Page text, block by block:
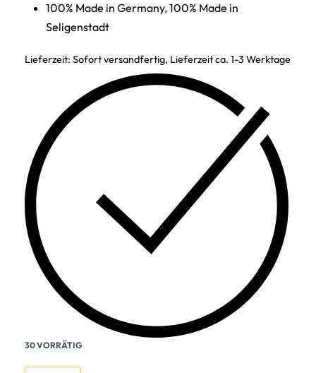
100% Made in Germany, 100% Made in
Seligenstadt
Lieferzeit: Sofort versandfertig, Lieferzeit ca. 1-3 Werktage
30 VORRÄTIG